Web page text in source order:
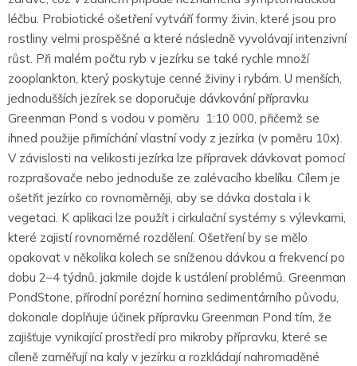
léčbu. Probiotické ošetření vytváří formy živin, které jsou pro
rostliny velmi prospěšné a které následně vyvolávají intenzivní
růst. Při malém počtu ryb v jezírku se také rychle množí
zooplankton, který poskytuje cenné živiny i rybám. U menších,
jednodušších jezírek se doporučuje dávkování přípravku
Greenman Pond s vodou v poměru 1:10 000, přičemž se
ihned použije přimíchánívlastní vody z jezírka (v poměru 10x).
V závislosti na velikosti jezírka lze přípravek dávkovat pomocí
rozprašovače nebo jednoduše ze zalévacího kbelíku. Cílem je
ošetřit jezírko co rovnoměrněji , aby se dávka dostala i k
vegetaci. K aplikaci lze použít i cirkulační systémy s výlevkami,
které zajistí rovnoměrné rozdělení. Ošetření by se mělo
opakovat v několika kolech se sníženou dávkou a frekvencí po
dobu 2–4 týdnů, jakmile dojde k ustálení problémů. Greenman
PondStone, přírodní porézní hornina sedimentárního původu,
dokonale doplňuje účinek přípravku Greenman Pond tím, že
zajišťuje vynikající prostředí pro mikroby přípravku, které se
cíleně zaměřují na kaly v jezírku a rozkládají nahromaděné